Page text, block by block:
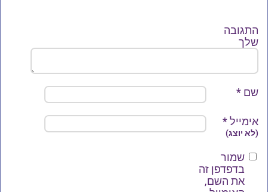
התגובה
שלך
שם *
אימייל*
(לא יוצג)
שמור
בדפדפן זה
את השם,